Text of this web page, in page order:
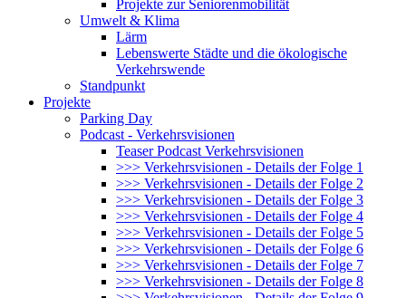
Projekte zur Seniorenmobilität
Umwelt & Klima
Lärm
Lebenswerte Städte und die ökologische
Verkehrswende
Standpunkt
Projekte
Parking Day
Podcast - Verkehrsvisionen
Teaser Podcast Verkehrsvisionen
>>> Verkehrsvisionen - Details der Folge 1
>>> Verkehrsvisionen - Details der Folge 2
>>> Verkehrsvisionen - Details der Folge 3
>>> Verkehrsvisionen - Details der Folge 4
>>> Verkehrsvisionen - Details der Folge 5
>>> Verkehrsvisionen - Details der Folge 6
>>> Verkehrsvisionen - Details der Folge 7
>>> Verkehrsvisionen - Details der Folge 8